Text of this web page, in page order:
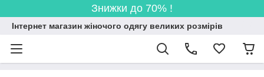
Знижки до 70% !
Інтернет магазин жіночого одягу великих розмірів